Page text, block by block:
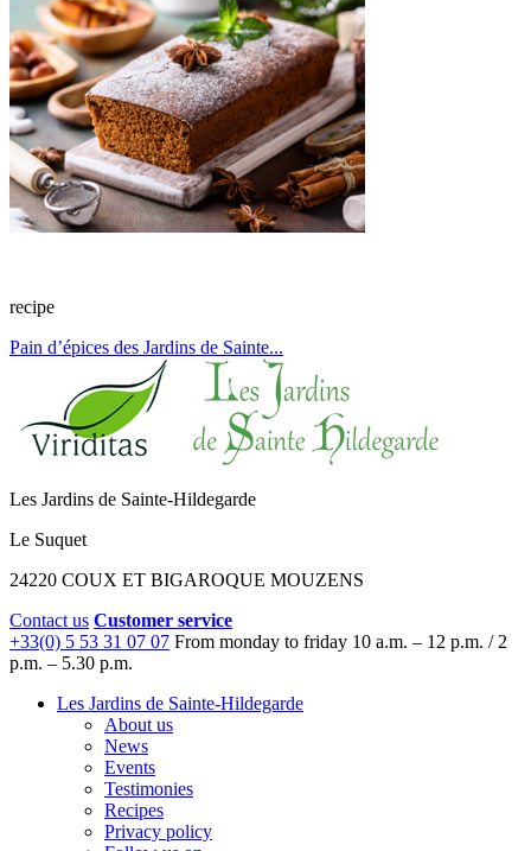
recipe
Pain d’épices des Jardins de Sainte...
Les Jardins de Sainte-Hildegarde
Le Suquet
24220 COUX ET BIGAROQUE MOUZENS
Contact us Customer service
+33(0) 5 53 31 07 07 From monday to friday 10 a.m. – 12 p.m. / 2
p.m. – 5.30 p.m.
Les Jardins de Sainte-Hildegarde
About us
News
Events
Testimonies
Recipes
Privacy policy